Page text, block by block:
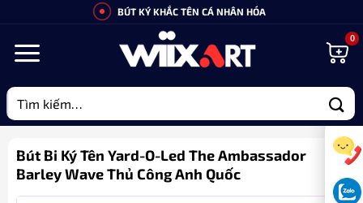
nội
BÚT KÝ KHẮC TÊN CÁ NHÂN HÓA
Tìm
kiếm:
Bút Bi Ký Tên Yard-O-Led The Ambassador
Barley Wave Thủ Công Anh Quốc